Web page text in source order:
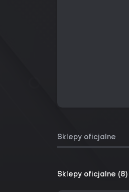
Sklepy oficjalne
Sklepy oficjalne (8)